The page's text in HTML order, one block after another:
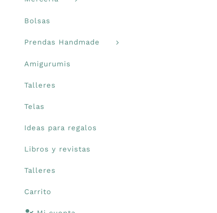
Bolsas
Prendas Handmade
Amigurumis
Talleres
Telas
Ideas para regalos
Libros y revistas
Talleres
Carrito